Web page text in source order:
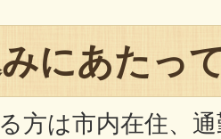
にあたっ
方は市内在住、